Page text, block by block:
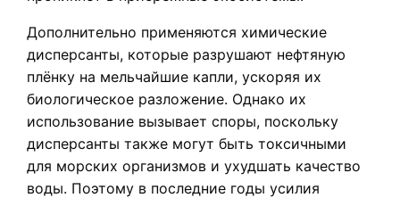
Дополнительно применяются химические
дисперсанты, которые разрушают нефтяную
плёнку на мельчайшие капли, ускоряя их
биологическое разложение. Однако их
использование вызывает споры, поскольку
дисперсанты также могут быть токсичными
для морских организмов и ухудшать качество
воды. Поэтому в последние годы усилия